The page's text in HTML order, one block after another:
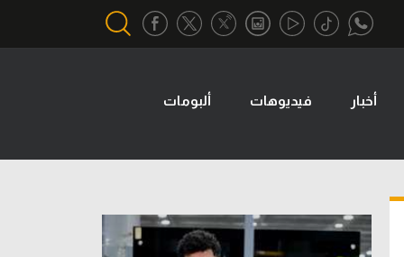
تحقيق في الجول
تقرير في الجول
أخبار فيديوهات ألبومات